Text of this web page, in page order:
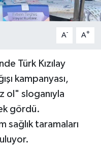
A- A+
Türk Kızılay
kampanyası,
ol" sloganıyla
gördü.
sağlık taramaları